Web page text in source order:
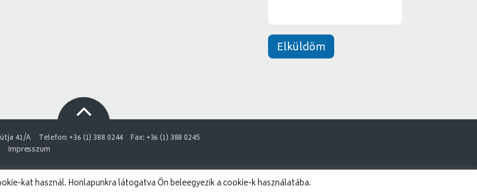
Elküldöm
41/A Telefon: +36 (1) 388 0244
Fax: +36 (1) 388 0245
Impresszum
kat használ. Honlapunkra látogatva Ön beleegyezik a cookie-k használatába.